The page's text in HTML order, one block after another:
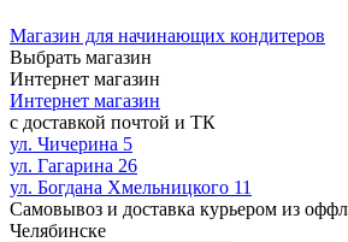
Магазин для начинающих кондитеров
Выбрать магазин
Интернет магазин
Интернет магазин
с доставкой почтой и ТК
ул. Чичерина 5
ул. Гагарина 26
ул. Богдана Хмельницкого 11
Самовывоз и доставка курьером из
Челябинске